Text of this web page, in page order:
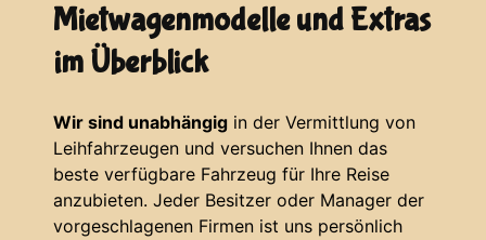
Mietwagenmodelle und Extras
im Überblick
Wir sind unabhängig in der Vermittlung von
Leihfahrzeugen und versuchen Ihnen das
beste verfügbare Fahrzeug für Ihre Reise
anzubieten. Jeder Besitzer oder Manager der
vorgeschlagenen Firmen ist uns persönlich